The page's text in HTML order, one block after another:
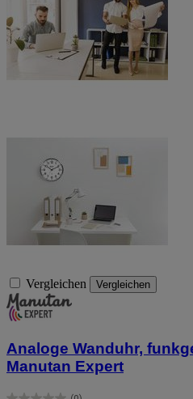
Vergleichen Vergleichen
Analoge Wanduhr,
Manutan Expert